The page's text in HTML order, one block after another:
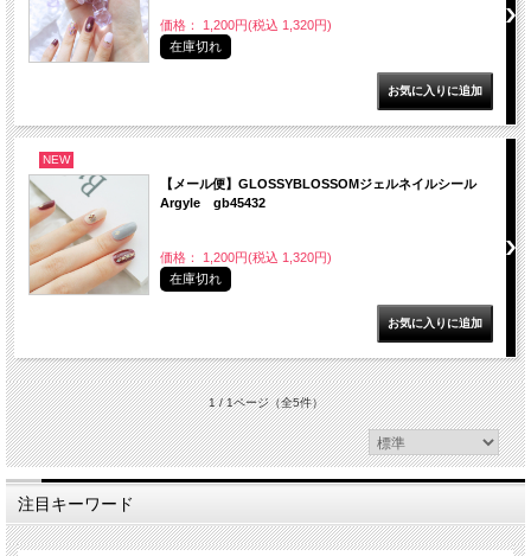
価格： 1,200円(税込 1,320円)
在庫切れ
NEW
【メール便】GLOSSYBLOSSOMジェルネイルシール
Argyle gb45432
価格： 1,200円(税込 1,320円)
在庫切れ
1 / 1ページ（全5件）
注目キーワード